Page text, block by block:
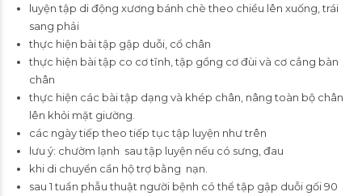
luyện tập di động xương bánh chè theo chiều lên xuống, trái
sang phải
thực hiện bài tập gập duỗi, cổ chân
thực hiện bài tập co cơ tĩnh, tập gồng cơ đùi và cơ cẳng bàn
chân
thực hiện các bài tập dạng và khép chân, nâng toàn bộ chân
lên khỏi mặt giường.
các ngày tiếp theo tiếp tục tập luyện như trên
lưu ý: chườm lạnh sau tập luyện nếu có sưng, đau
khi di chuyển cần hộ trợ bằng nạn.
sau 1 tuần phẫu thuật người bệnh có thể tập gập duỗi gối 90